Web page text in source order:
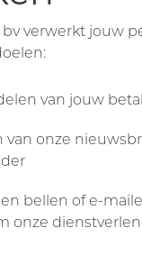
verwerkt jouw
van jouw
van onze
bellen of e-
onze